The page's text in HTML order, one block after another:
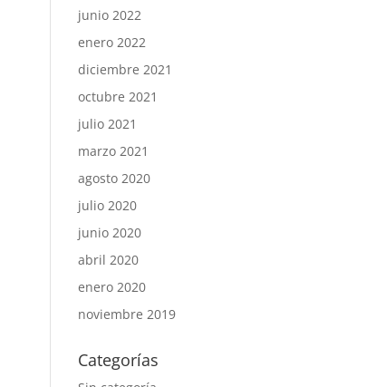
junio 2022
enero 2022
diciembre 2021
octubre 2021
julio 2021
marzo 2021
agosto 2020
julio 2020
junio 2020
abril 2020
enero 2020
noviembre 2019
Categorías